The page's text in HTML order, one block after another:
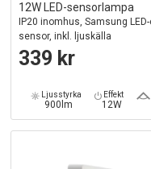
12W LED-sensorlampa
IP20 inomhus, Samsung LED-
sensor, inkl. ljuskälla
339 kr
Ljusstyrka
900lm
Effekt
12W